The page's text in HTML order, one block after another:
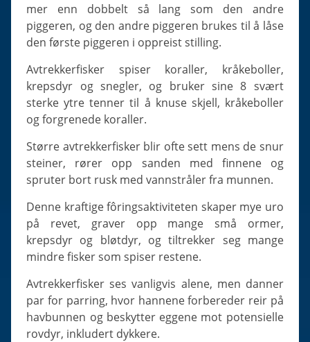
mer enn dobbelt så lang som den andre
piggeren, og den andre piggeren brukes til å låse
den første piggeren i oppreist stilling.
Avtrekkerfisker spiser koraller, kråkeboller,
krepsdyr og snegler, og bruker sine 8 svært
sterke ytre tenner til å knuse skjell, kråkeboller
og forgrenede koraller.
Større avtrekkerfisker blir ofte sett mens de snur
steiner, rører opp sanden med finnene og
spruter bort rusk med vannstråler fra munnen.
Denne kraftige fôringsaktiviteten skaper mye uro
på revet, graver opp mange små ormer,
krepsdyr og bløtdyr, og tiltrekker seg mange
mindre fisker som spiser restene.
Avtrekkerfisker ses vanligvis alene, men danner
par for parring, hvor hannene forbereder reir på
havbunnen og beskytter eggene mot potensielle
rovdyr, inkludert dykkere.